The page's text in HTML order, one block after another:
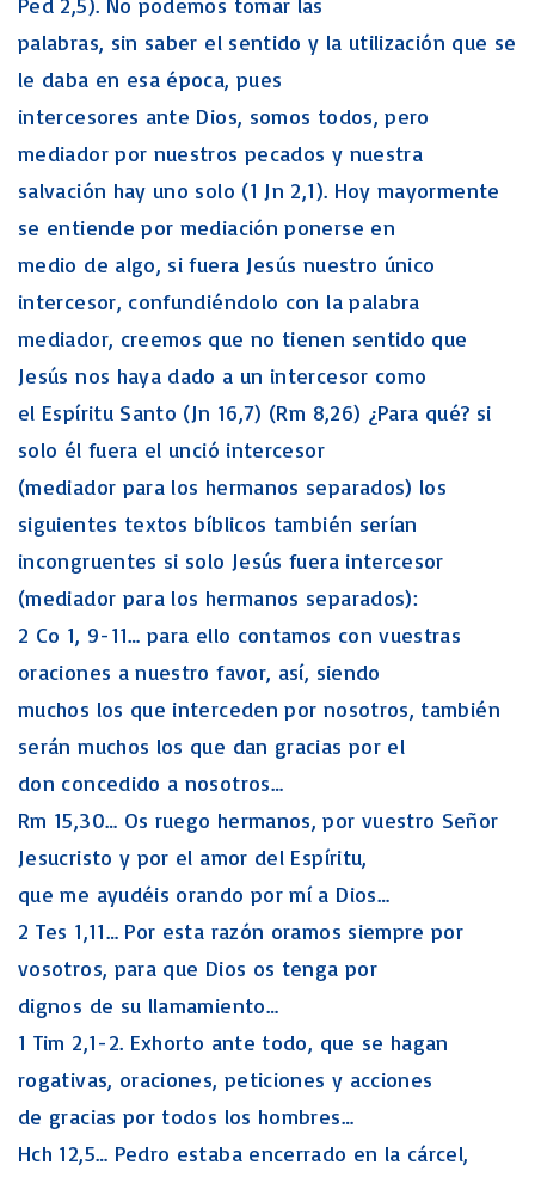
palabras, sin saber el sentido y la utilización que se
le daba en esa época, pues
intercesores ante Dios, somos todos, pero
mediador por nuestros pecados y nuestra
salvación hay uno solo (1 Jn 2,1). Hoy mayormente
se entiende por mediación ponerse en
medio de algo, si fuera Jesús nuestro único
intercesor, confundiéndolo con la palabra
mediador, creemos que no tienen sentido que
Jesús nos haya dado a un intercesor como
el Espíritu Santo (Jn 16,7) (Rm 8,26) ¿Para qué? si
solo él fuera el unció intercesor
(mediador para los hermanos separados) los
siguientes textos bíblicos también serían
incongruentes si solo Jesús fuera intercesor
(mediador para los hermanos separados):
2 Co 1, 9-11… para ello contamos con vuestras
oraciones a nuestro favor, así, siendo
muchos los que interceden por nosotros, también
serán muchos los que dan gracias por el
don concedido a nosotros…
Rm 15,30… Os ruego hermanos, por vuestro Señor
Jesucristo y por el amor del Espíritu,
que me ayudéis orando por mí a Dios…
2 Tes 1,11… Por esta razón oramos siempre por
vosotros, para que Dios os tenga por
dignos de su llamamiento…
1 Tim 2,1-2. Exhorto ante todo, que se hagan
rogativas, oraciones, peticiones y acciones
de gracias por todos los hombres…
Hch 12,5… Pedro estaba encerrado en la cárcel,